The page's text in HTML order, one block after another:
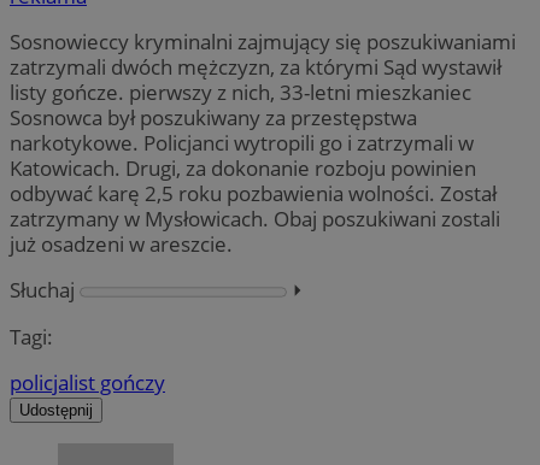
Sosnowieccy kryminalni zajmujący się poszukiwaniami
zatrzymali dwóch mężczyzn, za którymi Sąd wystawił
listy gończe. pierwszy z nich, 33-letni mieszkaniec
Sosnowca był poszukiwany za przestępstwa
narkotykowe. Policjanci wytropili go i zatrzymali w
Katowicach. Drugi, za dokonanie rozboju powinien
odbywać karę 2,5 roku pozbawienia wolności. Został
zatrzymany w Mysłowicach. Obaj poszukiwani zostali
już osadzeni w areszcie.
Słuchaj
⏵︎
Tagi:
policjalist gończy
Udostępnij